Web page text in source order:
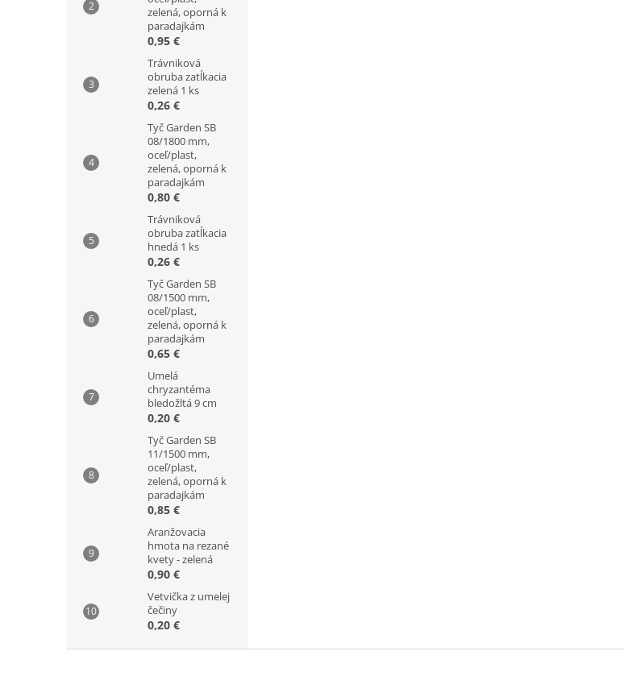
zelená, oporná k
paradajkám
0,95 €
Trávniková
obruba zatĺkacia
zelená 1 ks
0,26 €
Tyč Garden SB
08/1800 mm,
oceľ/plast,
zelená, oporná k
paradajkám
0,80 €
Trávniková
obruba zatĺkacia
hnedá 1 ks
0,26 €
Tyč Garden SB
08/1500 mm,
oceľ/plast,
zelená, oporná k
paradajkám
0,65 €
Umelá
chryzantéma
bledožltá 9 cm
0,20 €
Tyč Garden SB
11/1500 mm,
oceľ/plast,
zelená, oporná k
paradajkám
0,85 €
Aranžovacia
hmota na rezané
kvety - zelená
0,90 €
Vetvička z umelej
čečiny
0,20 €